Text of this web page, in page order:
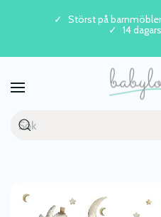
Skip to main content
Störst på barnmöbler
14